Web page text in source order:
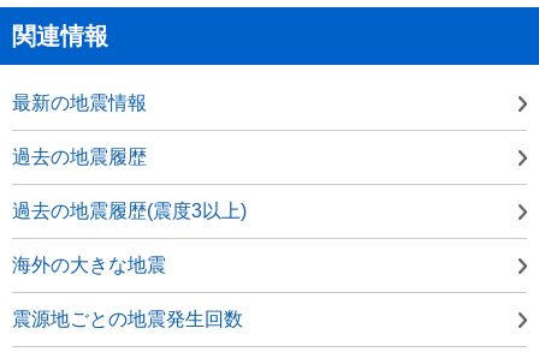
関連情報
最新の地震情報
過去の地震履歴
過去の地震履歴(震度3以上)
海外の大きな地震
震源地ごとの地震発生回数